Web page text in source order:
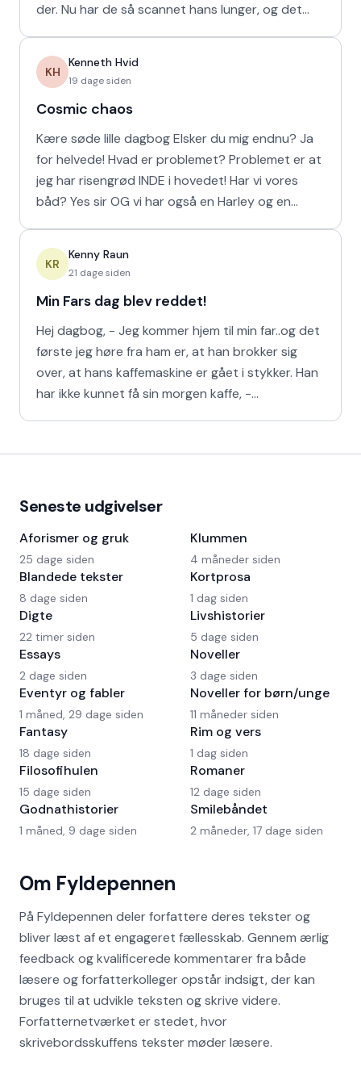
der. Nu har de så scannet hans lunger, og det
KH
Kenneth Hvid
19 dage siden
Cosmic chaos
Kære søde lille dagbog Elsker du mig endnu? Ja
for helvede! Hvad er problemet? Problemet er at
jeg har risengrød INDE i hovedet! Har vi vores
båd? Yes sir OG vi har også en Harley og en
KR
Kenny Raun
21 dage siden
Min Fars dag blev reddet!
Hej dagbog, - Jeg kommer hjem til min far..og det
første jeg høre fra ham er, at han brokker sig
over, at hans kaffemaskine er gået i stykker. Han
har ikke kunnet få sin morgen kaffe, -
Om Fyldepennen
På Fyldepennen deler forfattere deres tekster og
bliver læst af et engageret fællesskab. Gennem ærlig
feedback og kvalificerede kommentarer fra både
læsere og forfatterkolleger opstår indsigt, der kan
bruges til at udvikle teksten og skrive videre.
Forfatternetværket er stedet, hvor
skrivebordsskuffens tekster møder læsere.
Seneste udgivelser
Aforismer og gruk
25 dage siden
Blandede tekster
8 dage siden
Digte
22 timer siden
Essays
2 dage siden
Eventyr og fabler
1 måned, 29 dage siden
Fantasy
18 dage siden
Filosofihulen
15 dage siden
Godnathistorier
1 måned, 9 dage siden
Klummen
4 måneder siden
Kortprosa
1 dag siden
Livshistorier
5 dage siden
Noveller
3 dage siden
Noveller for børn/unge
11 måneder siden
Rim og vers
1 dag siden
Romaner
12 dage siden
Smilebåndet
2 måneder, 17 dage siden